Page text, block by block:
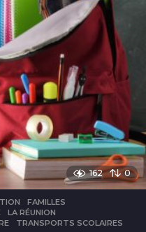
162 0
,FAMILLES
,LA RÉUNION
,TRANSPORTS SCOLAIRES